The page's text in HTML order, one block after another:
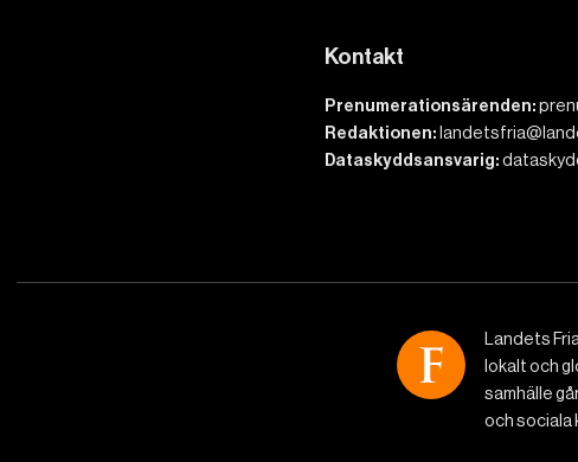
Kontakt
Prenumerationsärenden:
Redaktionen:
Dataskyddsansvarig:
Landets
lokalt och
samhälle
och sociala